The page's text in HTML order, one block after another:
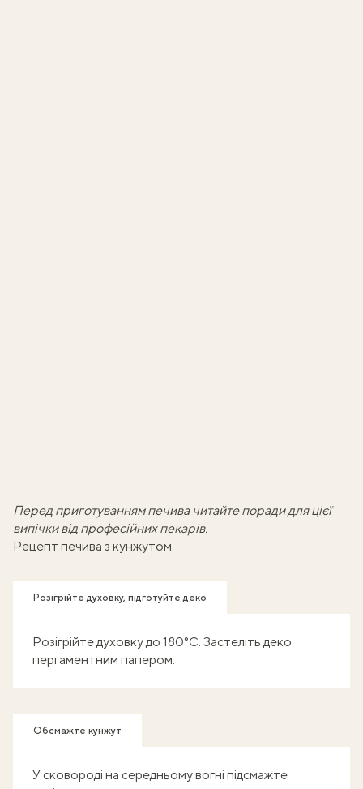
Перед приготуванням печива читайте порадидля цієї
випічки від професійних пекарів.
Рецепт печива з кунжутом
Розігрійте духовку, підготуйте деко
Розігрійте духовку до 180°С. Застеліть деко
пергаментним папером.
Обсмажте кунжут
У сковороді на середньому вогні підсмажте